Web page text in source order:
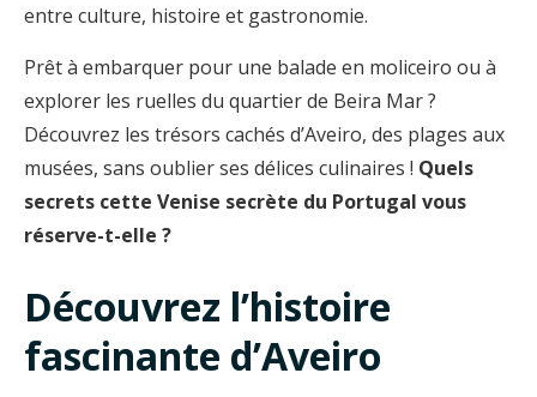
entre culture, histoire et gastronomie.
Prêt à embarquer pour une balade en moliceiro ou à
explorer les ruelles du quartier de Beira Mar ?
Découvrez les trésors cachés d’Aveiro, des plages aux
musées, sans oublier ses délices culinaires ! Quels
secrets cette Venise secrète du Portugal vous
réserve-t-elle ?
Découvrez l’histoire
fascinante d’Aveiro